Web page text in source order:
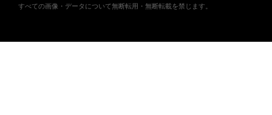
すべての画像・データについて無断転用・無断転載を禁じます。